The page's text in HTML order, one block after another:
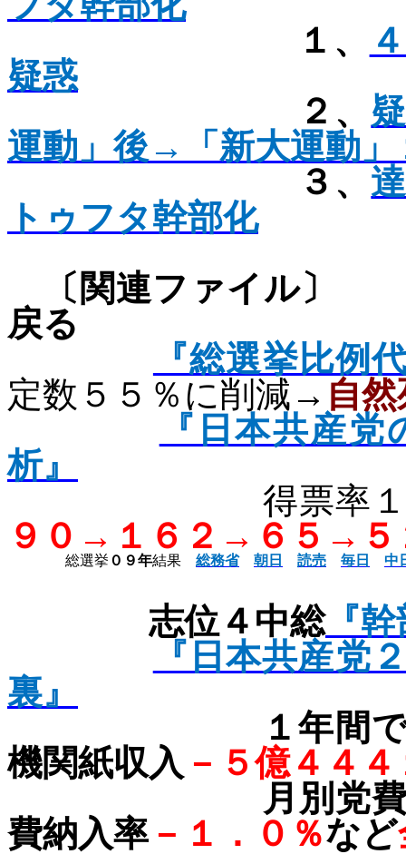
１、
疑惑
２、
運動」後→「新大運動」
３、
トゥフタ幹部化
〔関連フ
戻る
『総選挙比例
定数５５％に削減→ 自
『日本共産
析』
得票率
９０→１６２→６５→
総選挙 ０９年結果 総務省 朝日 読売 毎日 中
志位４中総『幹
『日本共産党
裏』
１年間で、
機関紙収入 －５億４４
月別党費納
費納入率 －１．０％など